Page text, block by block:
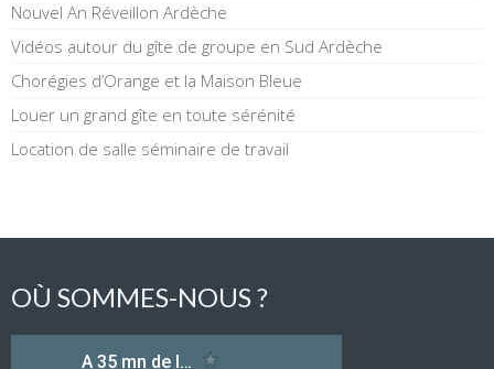
Nouvel An Réveillon Ardèche
Vidéos autour du gîte de groupe en Sud Ardèche
Chorégies d’Orange et la Maison Bleue
Louer un grand gîte en toute sérénité
Location de salle séminaire de travail
OÙ SOMMES-NOUS ?